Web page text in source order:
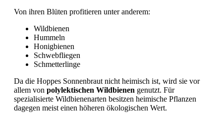
Von ihren Blüten profitieren unter anderem:
Wildbienen
Hummeln
Honigbienen
Schwebfliegen
Schmetterlinge
Da die Hoppes Sonnenbraut nicht heimisch ist, wird sie vor
allem von polylektischen Wildbienen genutzt. Für
spezialisierte Wildbienenarten besitzen heimische Pflanzen
dagegen meist einen höheren ökologischen Wert.